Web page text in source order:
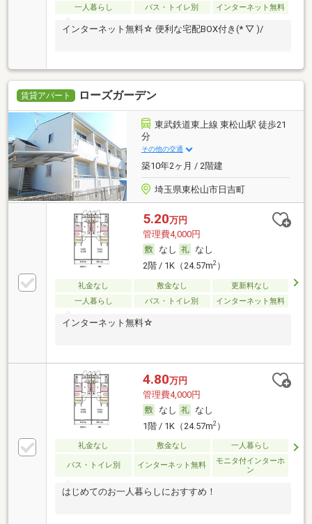
一人暮らし
バス・トイレ別 インターネット無料
インターネット無料☆ 便利な宅配BOX付き(* ▽ )/
賃貸アパート ローズガーデン
東武鉄道東上線 東松山駅 徒歩21
分
その他の交通
築10年2ヶ月 / 2階建
埼玉県東松山市日吉町
5.20万円
管理費4,000円
なし
なし
2階 / 1K（24.57m2）
礼金なし 敷金なし
更新料なし
一人暮らし
バス・トイレ別 インターネット無料
インターネット無料☆
4.80万円
管理費4,000円
なし
なし
1階 / 1K（24.57m2）
礼金なし 敷金なし 一人暮らし
バス・トイレ別 インターネット無料
モニタ付インターホ
ン
はじめてのお一人暮らしにおすすめ！